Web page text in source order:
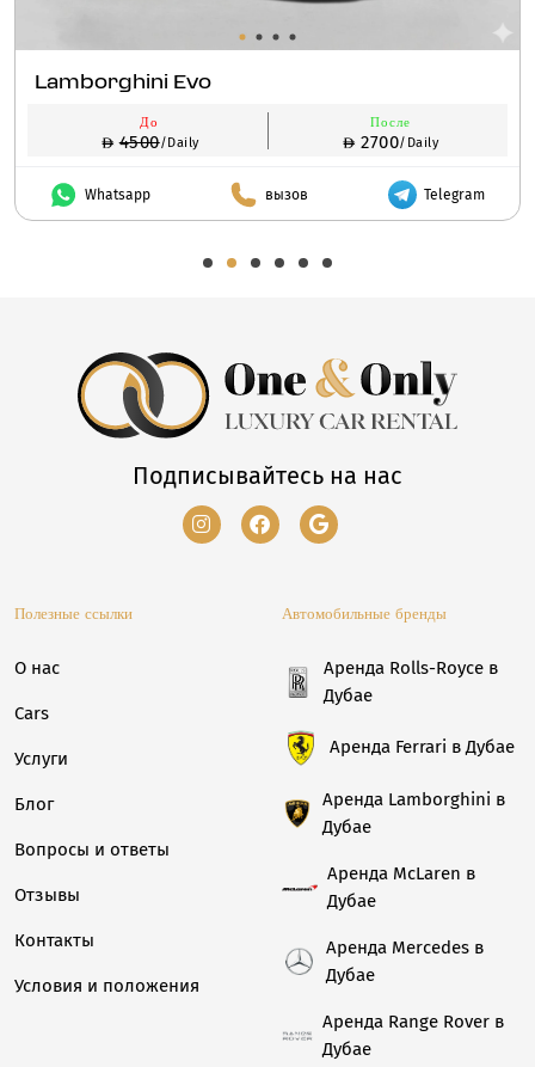
Lamborghini Evo
До
4500/Daily
После
2700/Daily
Whatsapp вызов Telegram
Подписывайтесь на нас
Полезные ссылки
О нас
Cars
Услуги
Блог
Вопросы и ответы
Отзывы
Контакты
Условия и положения
Автомобильные бренды
Аренда Rolls-Royce в
Дубае
Аренда Ferrari в Дубае
Аренда Lamborghini в
Дубае
Аренда McLaren в
Дубае
Аренда Mercedes в
Дубае
Аренда Range Rover в
Дубае